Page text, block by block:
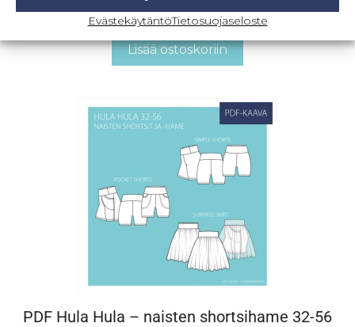
EvästekäytäntöTietosuojaseloste
17,90€ Sis. ALV
Lisää ostoskoriin
PDF Hula Hula – naisten shortsihame 32-56